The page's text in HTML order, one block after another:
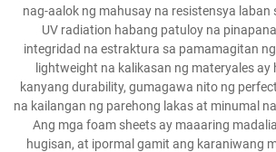
nag-aalok ng mahusay na resistensya laban
UV radiation habang patuloy na
integridad na estraktura sa pamamagitan
lightweight na kalikasan ng materyales ay
kanyang durability, gumagawa nito ng
na kailangan ng parehong lakas at minumal
Ang mga foam sheets ay maaaring
hugisan, at ipormal gamit ang karaniwang